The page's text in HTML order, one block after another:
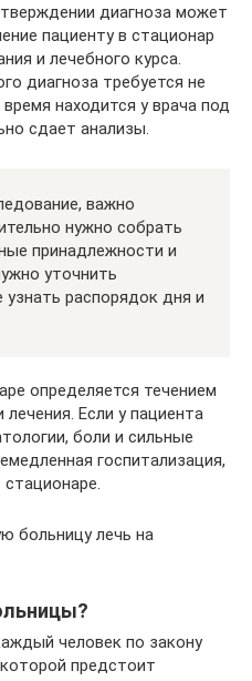
диагноза может
пациенту в стационар
и лечебного курса.
диагноза требуется не
находится у врача под
сдает анализы.
важно
нужно собрать
принадлежности и
уточнить
распорядок дня и
определяется течением
Если у пациента
боли и сильные
госпитализация,
больницу лечь на
человек по закону
предстоит